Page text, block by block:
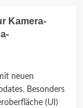
Kamera-
neuen
Besonders
(UI)